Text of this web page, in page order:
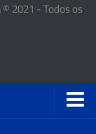
© 2021 - Todos os